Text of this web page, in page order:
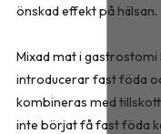
önskad effekt på hälsan.
Mixad mat i gastrostomi
introducerar fast föda
kombineras med
inte börjat få fast föda